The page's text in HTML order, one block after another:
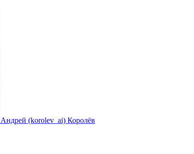
Андрей (korolev_ai) Королёв